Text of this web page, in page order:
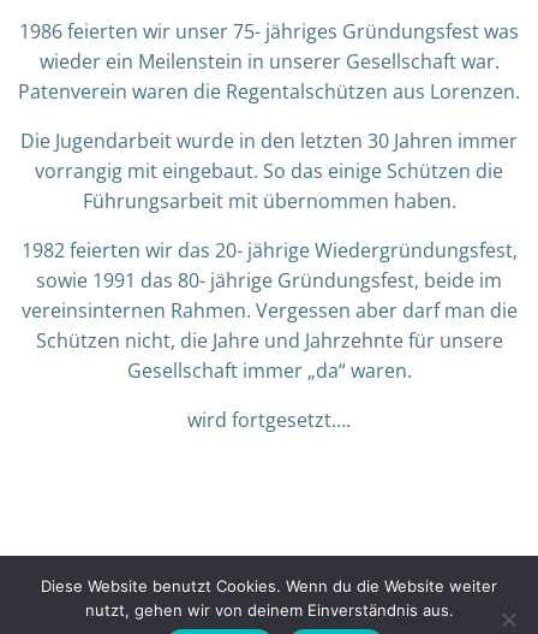
1986 feierten wir unser 75- jähriges Gründungsfest was
wieder ein Meilenstein in unserer Gesellschaft war.
Patenverein waren die Regentalschützen aus Lorenzen.
Die Jugendarbeit wurde in den letzten 30 Jahren immer
vorrangig mit eingebaut. So das einige Schützen die
Führungsarbeit mit übernommen haben.
1982 feierten wir das 20- jährige Wiedergründungsfest,
sowie 1991 das 80- jährige Gründungsfest, beide im
vereinsinternen Rahmen. Vergessen aber darf man die
Schützen nicht, die Jahre und Jahrzehnte für unsere
Gesellschaft immer „da“ waren.
wird fortgesetzt….
© 2026 Schützengesellschaft TELL Hainsacker e. V..
Created for free using WordPress andColibri
Diese Website benutzt Cookies. Wenn du die Website weiter
nutzt, gehen wir von deinem Einverständnis aus.